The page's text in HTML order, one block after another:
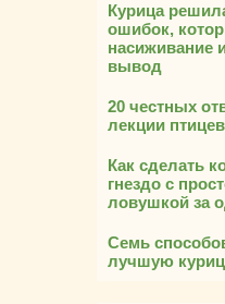
Курица
ошибок,
насиживание
вывод
20 честных
лекции
Как сделать
гнездо с
ловушкой за
Семь
лучшую